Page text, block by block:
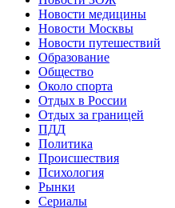
Новости медицины
Новости Москвы
Новости путешествий
Образование
Общество
Около спорта
Отдых в России
Отдых за границей
ПДД
Политика
Происшествия
Психология
Рынки
Сериалы